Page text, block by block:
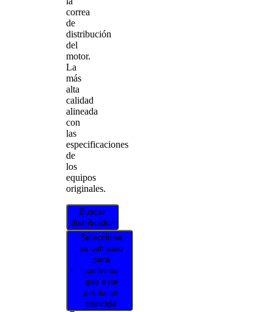
correa
de
distribución
del
motor.
La
más
alta
calidad
alineada
con
las
especificaciones
de
los
equipos
originales.
Buscar
distribuidor
Seleccione
su vehículo
para
confirmar
que este
producto
coincide